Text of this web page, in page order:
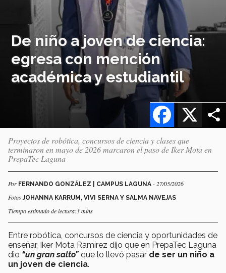
De niño a joven de ciencia:
egresa con mención
académica y estudiantil
X
Facebook
Proyectos de robótica, concursos de ciencia y clases que
terminaron en mayo de 2026 marcaron el paso de Iker Mota en
PrepaTec Laguna
Por FERNANDO GONZÁLEZ | CAMPUS LAGUNA - 27/05/2026
FotosJOHANNA KARRUM, VIVI SERNA Y SALMA NAVEJAS
Tiempo estimado de lectura:3 mins
Entre robótica, concursos de ciencia y oportunidades de
enseñar, Iker Mota Ramírez dijo que en PrepaTec Laguna
dio “un gran salto” que lo llevó pasar de ser un niño a
un joven de ciencia.